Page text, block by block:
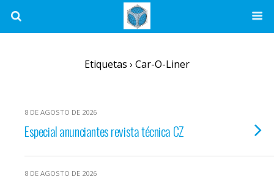
Etiquetas › Car-O-Liner
8 DE AGOSTO DE 2026
Especial anunciantes revista técnica CZ
8 DE AGOSTO DE 2026